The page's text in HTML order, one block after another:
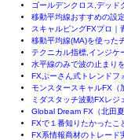
ゴールデンクロス,デッド
移動平均線おすすめの設
スキャルピングFXプロ｜
移動平均線(MA)を使った
テクニカル指標,インジケ
水平線のみで波の止まり
FXぷーさん式トレンドフ
モンスタースキャルFX（
ミダスタッチ波動FXレ
Global Dream FX（北田
FXで１番知りたかったこ
FX系情報商材のトレード